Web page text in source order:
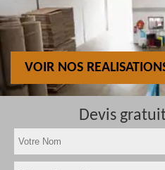
VOIR NOS
Devis